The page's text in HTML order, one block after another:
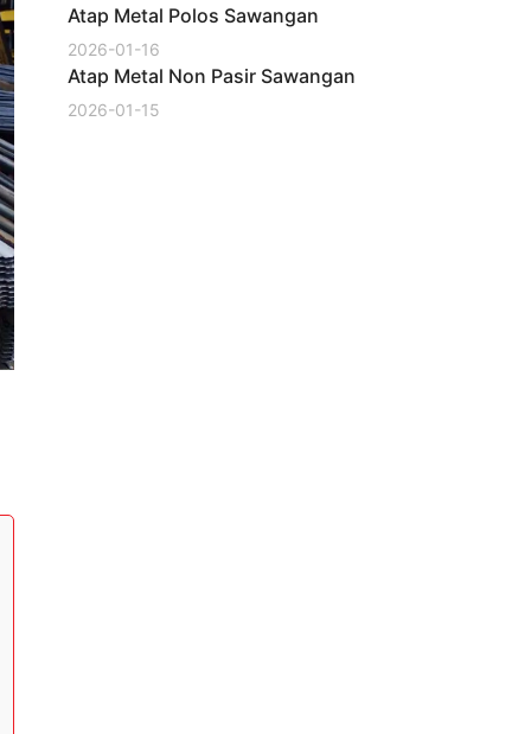
Atap Metal Polos Sawangan
2026-01-16
Atap Metal Non Pasir Sawangan
2026-01-15